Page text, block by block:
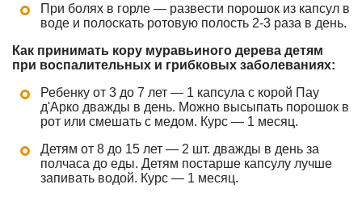
При болях в горле — развести порошок из капсул в
воде и полоскать ротовую полость 2-3 раза в день.
Как принимать кору муравьиного дерева детям
при воспалительных и грибковых заболеваниях:
Ребенку от 3 до 7 лет — 1 капсула с корой Пау
д'Арко дважды в день. Можно высыпать порошок в
рот или смешать с медом. Курс — 1 месяц.
Детям от 8 до 15 лет — 2 шт. дважды в день за
полчаса до еды. Детям постарше капсулу лучше
запивать водой. Курс — 1 месяц.